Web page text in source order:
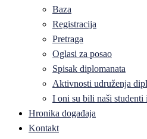
Baza
Registracija
Pretraga
Oglasi za posao
Spisak diplomanata
Aktivnosti udruženja
I oni su bili naši studenti
Hronika događaja
Kontakt